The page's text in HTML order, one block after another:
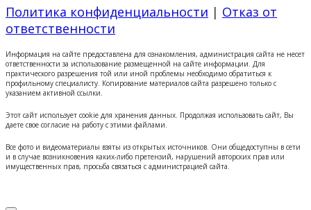
Политика конфиденциальности | Отказ от
ответственности
Информация на сайте предоставлена для ознакомления, администрация сайта не несет
ответственности за использование размещенной на сайте информации. Для
практического разрешения той или иной проблемы необходимо обратиться к
профильному специалисту. Копирование материалов сайта разрешено только с
указанием активной ссылки.
Этот сайт использует cookie для хранения данных. Продолжая использовать сайт, Вы
даете свое согласие на работу с этими файлами.
Все фото и видеоматериалы взяты из открытых источников. Они общедоступны в сети
и в случае возникновения каких-либо претензий, нарушений авторских прав или
имущественных прав, просьба связаться с администрацией сайта.